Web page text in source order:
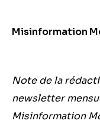
Misinformation
Note de la
newsletter
Misinformation